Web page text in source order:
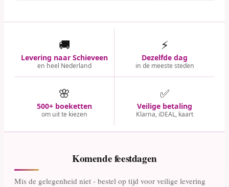
🚚
Levering naar Schieveen
en heel Nederland
⚡
Dezelfde dag
in de meeste steden
🌸
500+ boeketten
om uit te kiezen
✅
Veilige betaling
Klarna, iDEAL, kaart
Komende feestdagen
Mis de gelegenheid niet - bestel op tijd voor veilige levering